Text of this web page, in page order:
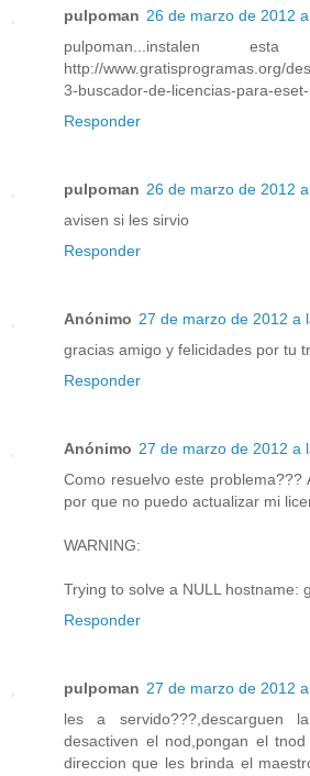
pulpoman 26 de marzo de 2012
http://www.gratisprogramas.org/
3-buscador-de-licencias-para-
Responder
pulpoman 26 de marzo de 2012
avisen si les sirvio
Responder
Anónimo 27 de marzo de 2012 a
gracias amigo y felicidades por tu
Responder
Anónimo 27 de marzo de 2012 a
Como resuelvo este problema???
por que no puedo actualizar mi
WARNING:
Trying to solve a NULL hostname:
Responder
pulpoman 27 de marzo de 2012
les a servido???,descarguen
desactiven el nod,pongan el
direccion que les brinda el